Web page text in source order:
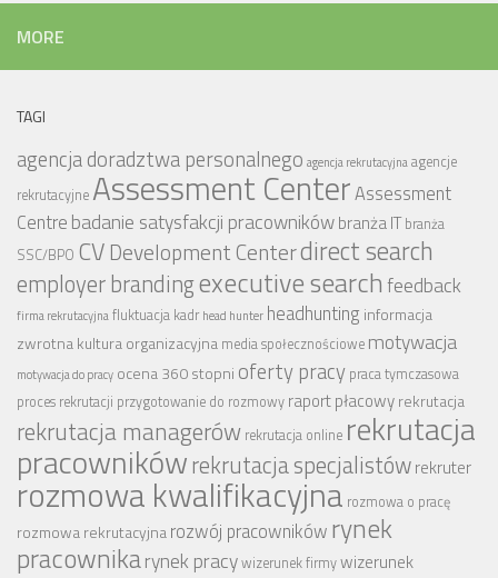
MORE
TAGI
agencja doradztwa personalnego agencja rekrutacyjnaagencje
rekrutacyjne Assessment CenterAssessment
Centre badanie satysfakcji pracownikówbranża IT branża
SSC/BPO CV Development Centerdirect search
employer brandingexecutive searchfeedback
firma rekrutacyjnafluktuacja kadr head hunter headhunting informacja
zwrotnakultura organizacyjna media społecznościowe motywacja
motywacja do pracy ocena 360 stopni oferty pracy praca tymczasowa
proces rekrutacji przygotowanie do rozmowy raport płacowyrekrutacja
rekrutacja managerów rekrutacja online rekrutacja
pracownikówrekrutacja specjalistówrekruter
rozmowa kwalifikacyjna rozmowa o pracę
rozmowa rekrutacyjnarozwój pracowników rynek
pracownikarynek pracywizerunek firmywizerunek